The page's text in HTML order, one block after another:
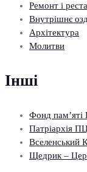
Ремонт і
Внутрішнє
Архітектура
Молитви
Інші
Фонд
Патріархія
Вселенський
Щедрик –